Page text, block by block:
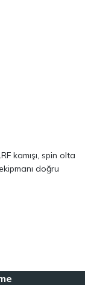
kamışı, spin olta
doğru
LRF avcılığı ve